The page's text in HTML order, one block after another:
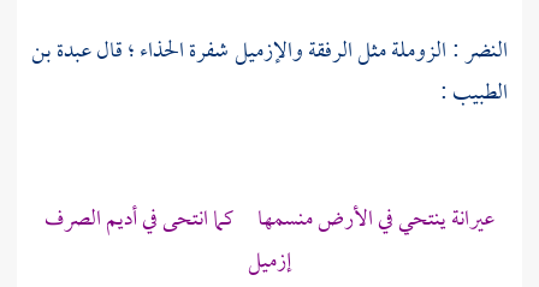
النضر : الزوملة مثل الرفقة والإزميل شفرة الحذاء ؛ قالعبدة بن
الطبيب:
عيرانة ينتحي في الأرض منسمها كما انتحى في أديم الصرف
إزميل